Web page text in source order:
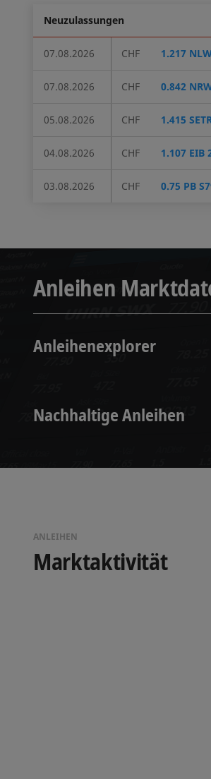
Neuzulassungen
07.08.2026 CHF 1.217
07.08.2026 CHF 0.842
05.08.2026 CHF 1.415
04.08.2026 CHF 1.107 EIB
03.08.2026 CHF 0.75 PB
Anleihen
Anleihenexplorer
Nachhaltige Anleihen
ANLEIHEN
Marktaktivität